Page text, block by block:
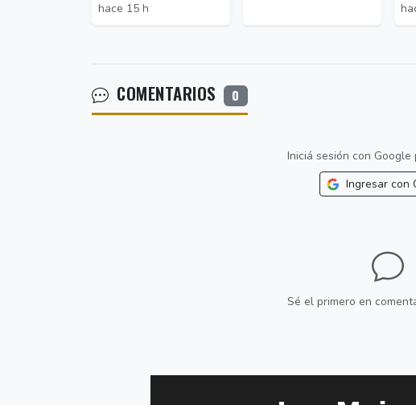
hace 15 h
COMENTARIOS 0
Iniciá sesión con
Ingresar con
Sé el primero en